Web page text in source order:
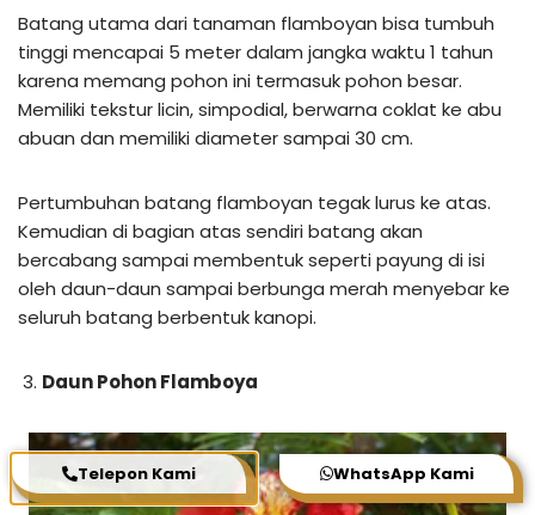
Batang utama dari tanaman flamboyan bisa tumbuh
tinggi mencapai 5 meter dalam jangka waktu 1 tahun
karena memang pohon ini termasuk pohon besar.
Memiliki tekstur licin, simpodial, berwarna coklat ke abu
abuan dan memiliki diameter sampai 30 cm.
Pertumbuhan batang flamboyan tegak lurus ke atas.
Kemudian di bagian atas sendiri batang akan
bercabang sampai membentuk seperti payung di isi
oleh daun-daun sampai berbunga merah menyebar ke
seluruh batang berbentuk kanopi.
Daun Pohon Flamboya
Telepon Kami WhatsApp Kami